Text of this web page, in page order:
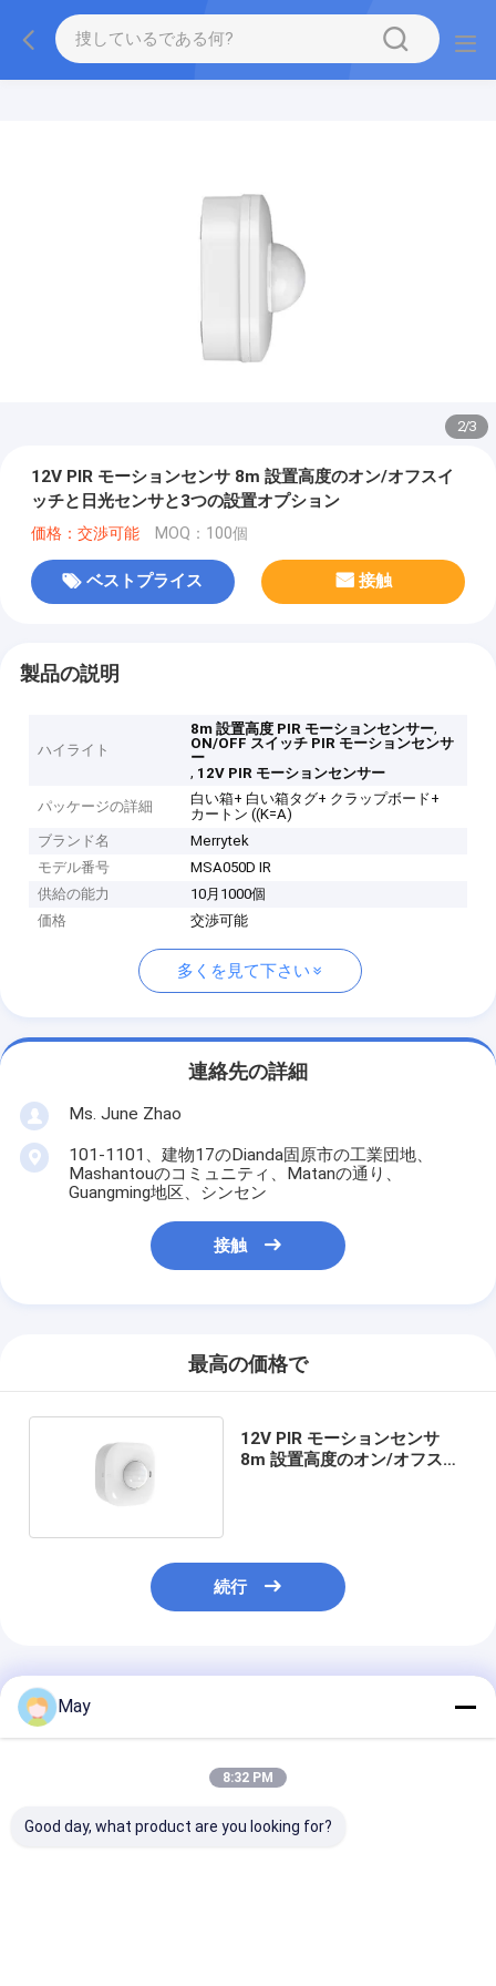
2/3
12V PIR モーションセンサ 8m 設置高度のオン/オフスイ
ッチと日光センサと3つの設置オプション
価格：交渉可能 MOQ：100個
ベストプライス 接触
製品の説明
ハイライト
8m 設置高度 PIR モーションセンサー,
ON/OFF スイッチ PIR モーションセンサ
ー
, 12V PIR モーションセンサー
パッケージの詳細
白い箱+ 白い箱タグ+ クラップボード+
カートン ((K=A)
ブランド名
Merrytek
モデル番号
MSA050D IR
供給の能力
10月1000個
価格
交渉可能
多くを見て下さい
連絡先の詳細
Ms. June Zhao
101-1101、建物17のDianda固原市の工業団地、
Mashantouのコミュニティ、Matanの通り、
Guangming地区、シンセン
接触
最高の価格で
12V PIR モーションセンサ
8m 設置高度のオン/オフスイ
続行
推薦されたプロダクト
May
8:32 PM
Good day, what product are you looking for?